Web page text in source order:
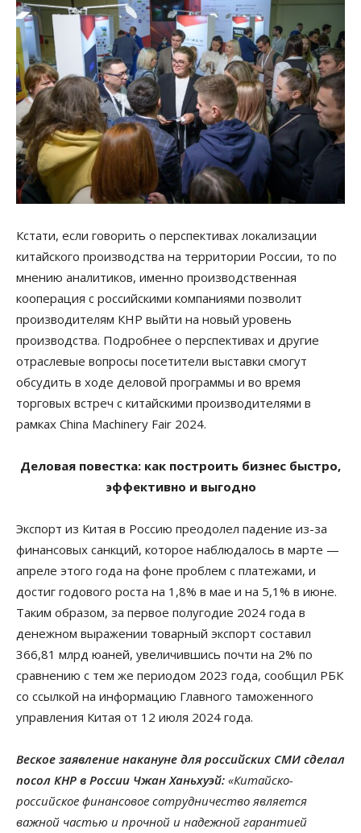
Кстати, если говорить о перспективах локализации
китайского производства на территории России, то по
мнению аналитиков, именно производственная
кооперация с российскими компаниями позволит
производителям КНР выйти на новый уровень
производства. Подробнее о перспективах и другие
отраслевые вопросы посетители выставки смогут
обсудить в ходе деловой программы и во время
торговых встреч с китайскими производителями в
рамках China Machinery Fair 2024.
Деловая повестка: как построить бизнес быстро,
эффективно и выгодно
Экспорт из Китая в Россию преодолел падение из-за
финансовых санкций, которое наблюдалось в марте —
апреле этого года на фоне проблем с платежами, и
достиг годового роста на 1,8% в мае и на 5,1% в июне.
Таким образом, за первое полугодие 2024 года в
денежном выражении товарный экспорт составил
366,81 млрд юаней, увеличившись почти на 2% по
сравнению с тем же периодом 2023 года, сообщил РБК
со ссылкой на информацию Главного таможенного
управления Китая от 12 июля 2024 года.
Веское заявление накануне для российских СМИ сделал
посол КНР в России Чжан Ханьхуэй: «Китайско-
российское финансовое сотрудничество является
важной частью и прочной и надежной гарантией